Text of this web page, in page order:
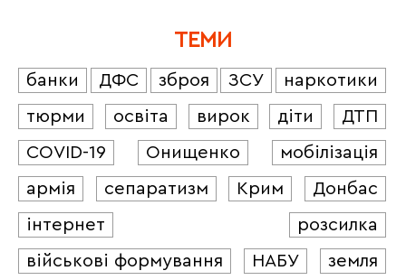
ТЕМИ
банки ДФС зброя ЗСУ
наркотики
тюрми
освіта вирок діти
ДТП
COVID-19
Онищенко
мобілізація
армія
сепаратизм Крим
Донбас
інтернет
розсилка
військові формування
НАБУ
земля